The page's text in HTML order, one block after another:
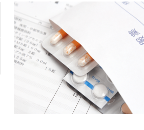
の支援を行っております。
実させています。
社宅制度もございます。
ャリアを築いていくことが可能です。